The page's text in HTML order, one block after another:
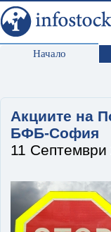
Начало
Акциите на
БФБ-София
11